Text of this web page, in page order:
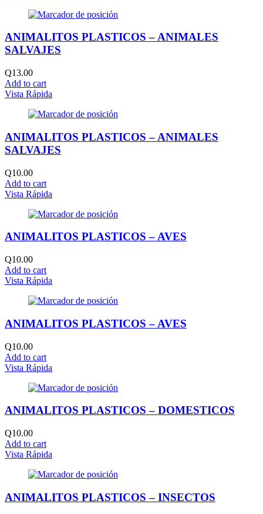
ANIMALITOS PLASTICOS – ANIMALES
SALVAJES
Q13.00
Add to cart
Vista Rápida
ANIMALITOS PLASTICOS – ANIMALES
SALVAJES
Q10.00
Add to cart
Vista Rápida
ANIMALITOS PLASTICOS – AVES
Q10.00
Add to cart
Vista Rápida
ANIMALITOS PLASTICOS – AVES
Q10.00
Add to cart
Vista Rápida
ANIMALITOS PLASTICOS – DOMESTICOS
Q10.00
Add to cart
Vista Rápida
ANIMALITOS PLASTICOS – INSECTOS